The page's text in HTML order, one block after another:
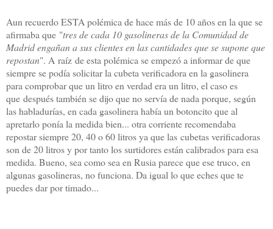
Aun recuerdo ESTA polémica de hace más de 10 años en la que se
afirmaba que "tres de cada 10 gasolineras de la Comunidad de
Madrid engañan a sus clientes en las cantidades que se supone que
repostan". A raíz de esta polémica se empezó a informar de que
siempre se podía solicitar la cubeta verificadora en la gasolinera
para comprobar que un litro en verdad era un litro, el caso es
que después también se dijo que no servía de nada porque, según
las habladurías, en cada gasolinera había un botoncito que al
apretarlo ponía la medida bien... otra corriente recomendaba
repostar siempre 20, 40 o 60 litros ya que las cubetas verificadoras
son de 20 litros y por tanto los surtidores están calibrados para esa
medida. Bueno, sea como sea en Rusia parece que ese truco, en
algunas gasolineras, no funciona. Da igual lo que eches que te
puedes dar por timado...